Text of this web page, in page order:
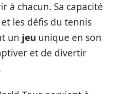
à chacun. Sa capacité
les défis du tennis
un jeu unique en son
et de divertir